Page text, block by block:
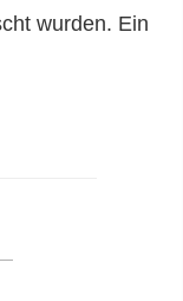
wurden. Ein